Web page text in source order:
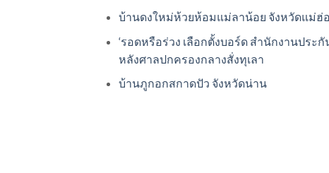
บ้านดงใหม่ห้วยห้อมแม่ลาน้อย จังหวัดแม่ฮ่
‘รอดหรือร่วง เลือกตั้งบอร์ด สำนักงานประกั
หลังศาลปกครองกลางสั่งทุเลา
บ้านภูกอกสกาดปัว จังหวัดน่าน